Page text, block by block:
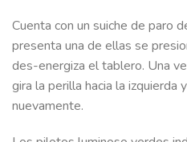
Cuenta con un suiche de paro
presenta una de ellas se
des-energiza el tablero. Una
gira la perilla hacia la izquierda
nuevamente.